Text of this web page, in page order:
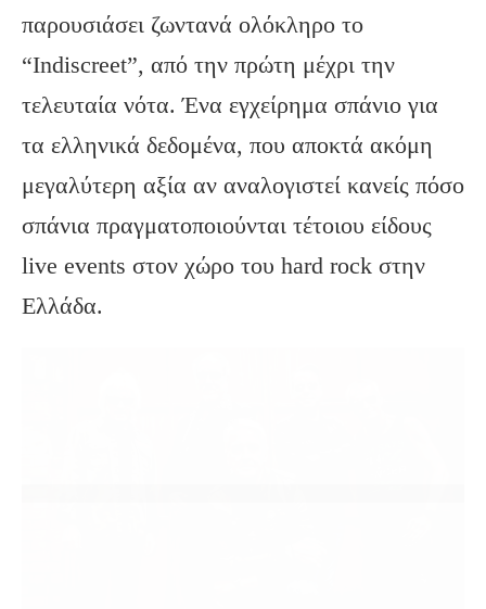
παρουσιάσει ζωντανά ολόκληρο το
“Indiscreet”, από την πρώτη μέχρι την
τελευταία νότα. Ένα εγχείρημα σπάνιο για
τα ελληνικά δεδομένα, που αποκτά ακόμη
μεγαλύτερη αξία αν αναλογιστεί κανείς πόσο
σπάνια πραγματοποιούνται τέτοιου είδους
live events στον χώρο του hard rock στην
Ελλάδα.